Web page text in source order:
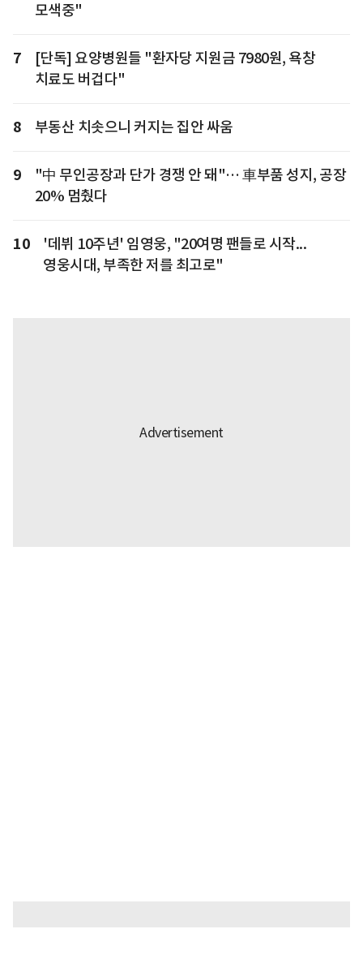
모색중"
7
[단독] 요양병원들 "환자당 지원금 7980원, 욕창
치료도 버겁다"
8 부동산 치솟으니 커지는 집안 싸움
9
"中 무인공장과 단가 경쟁 안 돼"… 車부품 성지, 공장
20% 멈췄다
10
'데뷔 10주년' 임영웅, "20여명 팬들로 시작...
영웅시대, 부족한 저를 최고로"